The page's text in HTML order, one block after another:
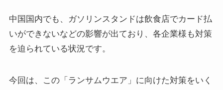
中国国内でも、ガソリンスタンドは飲食店でカード払
いができないなどの影響が出ており、各企業様も対策
を迫られている状況です。
今回は、この「ランサムウエア」に向けた対策をいく